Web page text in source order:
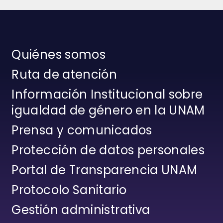
Quiénes somos
Ruta de atención
Información Institucional sobre
igualdad de género en la UNAM
Prensa y comunicados
Protección de datos personales
Portal de Transparencia UNAM
Protocolo Sanitario
Gestión administrativa